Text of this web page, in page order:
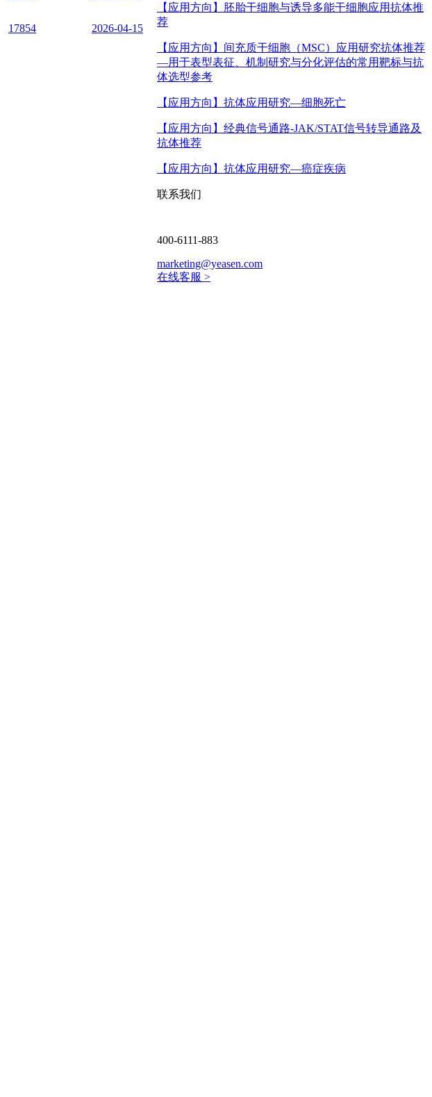
17854 2026-04-15
【应用方向】 胚胎干细胞与诱导多能干细胞应用抗体推
荐
【应用方向】 间充质干细胞（MSC）应用研究抗体推荐
—用于表型表征、机制研究与分化评估的常用靶标与抗
体选型参考
【应用方向】 抗体应用研究—细胞死亡
【应用方向】 经典信号通路-JAK/STAT信号转导通路及
抗体推荐
【应用方向】 抗体应用研究—癌症疾病
联系我们
400-6111-883
marketing@yeasen.com
在线客服 >